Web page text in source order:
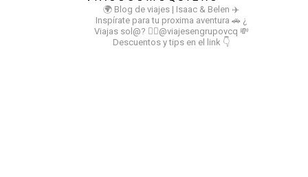
🌍 Blog de viajes | Isaac & Belen ✈️
Inspírate para tu proxima aventura 🚗 ¿
Viajas sol@? 👉🏻@viajesengrupovcq 💸
Descuentos y tips en el link 👇